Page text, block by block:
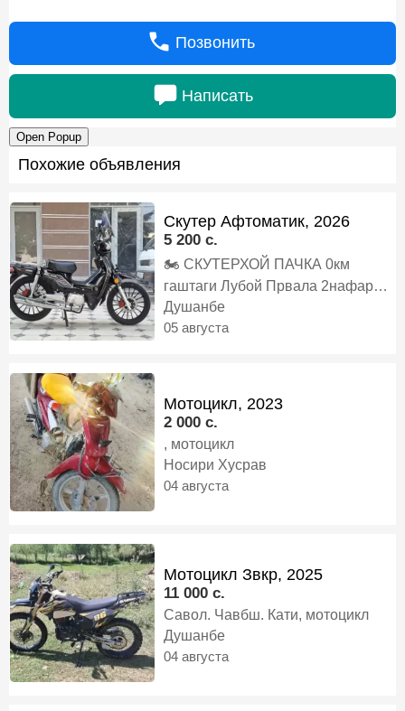
Позвонить
Написать
Open Popup
Похожие объявления
Скутер Афтоматик, 2026
5 200 c.
🏍️ СКУТЕРХОЙ ПАЧКА 0км
гаштаги Лубой Првала 2нафар
Мерояд Запчаст Устошам Хаст 3л
⛽️ Бензин дар 100км Мегарда То
Душанбе
05 августа
Мотоцикл, 2023
2 000 c.
, мотоцикл
Носири Хусрав
04 августа
Мотоцикл Звкр, 2025
11 000 c.
Савол. Чавбш. Кати, мотоцикл
Душанбе
04 августа